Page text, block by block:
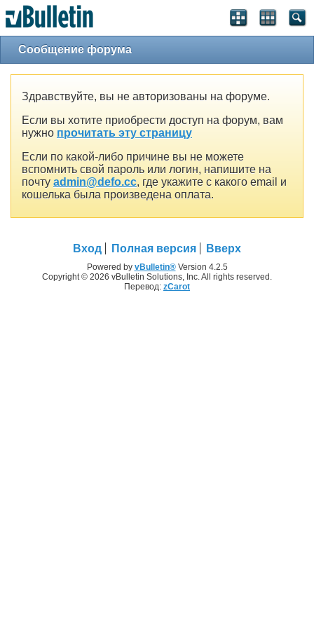
Сообщение форума
Здравствуйте, вы не авторизованы на форуме.
Если вы хотите приобрести доступ на форум, вам
нужно прочитать эту страницу
Если по какой-либо причине вы не можете
вспомнить свой пароль или логин, напишите на
почту admin@defo.cc, где укажите с какого email и
кошелька была произведена оплата.
Вход Полная версия Вверх
Powered by vBulletin®Version 4.2.5
Copyright © 2026 vBulletin Solutions, Inc. All rights reserved.
Перевод: zCarot